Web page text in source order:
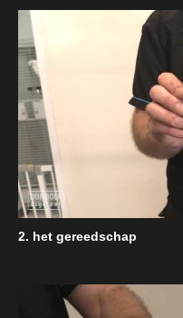
2. het gereedschap